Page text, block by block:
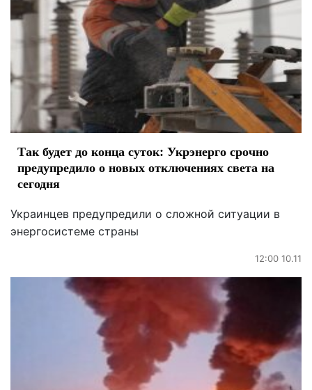
Так будет до конца суток: Укрэнерго срочно
предупредило о новых отключениях света на
сегодня
Украинцев предупредили о сложной ситуации в
энергосистеме страны
12:00 10.11